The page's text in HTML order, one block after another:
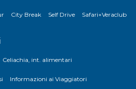
City Break Self Drive Safari+Veraclub
Celiachia, int. alimentari
Informazioni ai Viaggiatori